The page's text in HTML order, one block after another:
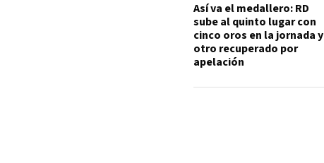
Así va el medallero: RD
sube al quinto lugar con
cinco oros en la jornada y
otro recuperado por
apelación